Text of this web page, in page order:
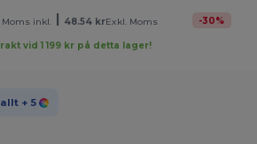
Moms inkl. 48.54 krExkl. Moms -30%
vid 1 199 kr på detta lager!
allt + 5